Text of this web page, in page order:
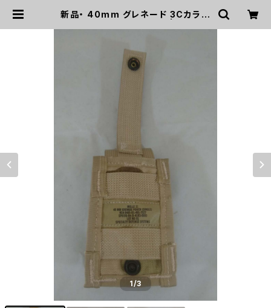
新品・ 40mm グレネード 3Cカラー
1/3